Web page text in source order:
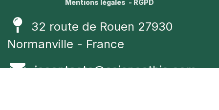
Mentions légales - RGPD
32 route de Rouen 27930
Normanville - France
jecontacte@sciencethic.com